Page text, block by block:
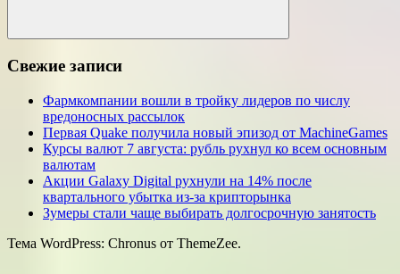
Поиск
Свежие записи
Фармкомпании вошли в тройку лидеров по числу
вредоносных рассылок
Первая Quake получила новый эпизод от MachineGames
Курсы валют 7 августа: рубль рухнул ко всем основным
валютам
Акции Galaxy Digital рухнули на 14% после
квартального убытка из-за крипторынка
Зумеры стали чаще выбирать долгосрочную занятость
Тема WordPress: Chronus от ThemeZee.